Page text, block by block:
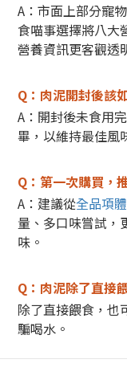
A：市面上部分寵
食喵事選擇將八大
營養資訊更客觀透
Q：肉泥開封後該
A：開封後未食用
畢，以維持最佳風
Q：第一次購買，
A：建議從全品項
量、多口味嘗試，
味。
Q：肉泥除了直接
除了直接餵食，也
騙喝水。